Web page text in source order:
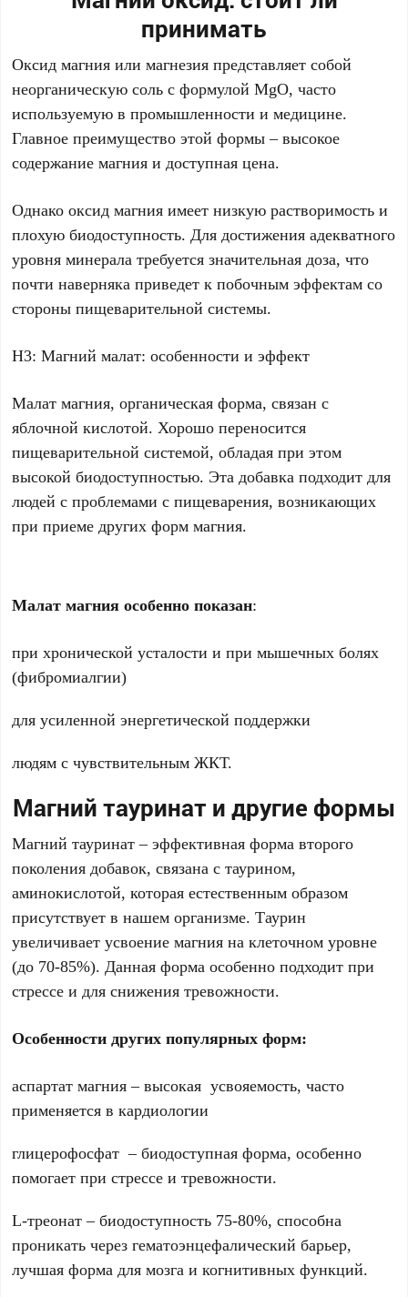
принимать
Оксид магния или магнезия представляет собой
неорганическую соль с формулой MgO, часто
используемую в промышленности и медицине.
Главное преимущество этой формы – высокое
содержание магния и доступная цена.
Однако оксид магния имеет низкую растворимость и
плохую биодоступность. Для достижения адекватного
уровня минерала требуется значительная доза, что
почти наверняка приведет к побочным эффектам со
стороны пищеварительной системы.
H3: Магний малат: особенности и эффект
Малат магния, органическая форма, связан с
яблочной кислотой. Хорошо переносится
пищеварительной системой, обладая при этом
высокой биодоступностью. Эта добавка подходит для
людей с проблемами с пищеварения, возникающих
при приеме других форм магния.
Малат магния особенно показан:
при хронической усталости и при мышечных болях
(фибромиалгии)
для усиленной энергетической поддержки
людям с чувствительным ЖКТ.
Магний тауринат и другие формы
Магний тауринат – эффективная форма второго
поколения добавок, связана с таурином,
аминокислотой, которая естественным образом
присутствует в нашем организме. Таурин
увеличивает усвоение магния на клеточном уровне
(до 70-85%). Данная форма особенно подходит при
стрессе и для снижения тревожности.
Особенности других популярных форм:
аспартат магния – высокая усвояемость, часто
применяется в кардиологии
глицерофосфат – биодоступная форма, особенно
помогает при стрессе и тревожности.
L-треонат – биодоступность 75-80%, способна
проникать через гематоэнцефалический барьер,
лучшая форма для мозга и когнитивных функций.